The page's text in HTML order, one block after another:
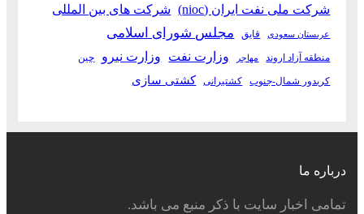
شرکت ملی نفت ایران (nioc) شرکت های بین المللی
عربستان سعودی قایق مجلس شورای اسلامی
منطقه آزاد اروند مهاجر وزارت نفت وزارت نیرو چین
کریدور شمال-جنوب کشتیرانی کشتی سازی
درباره ما
تمامی اخبار سایت با ذکر منبع می باشد.